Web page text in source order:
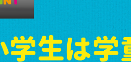
生は学